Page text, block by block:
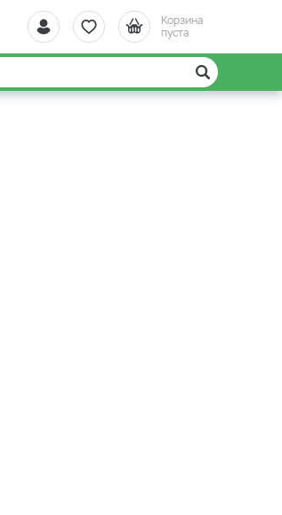
Корзина
пуста